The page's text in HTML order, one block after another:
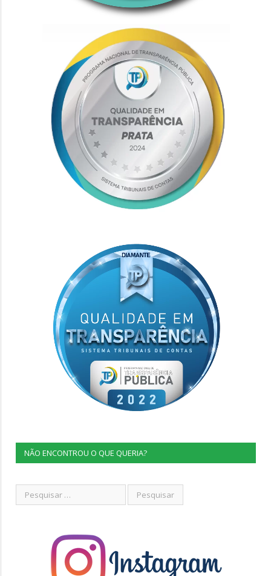
NÃO ENCONTROU O QUE QUERIA?